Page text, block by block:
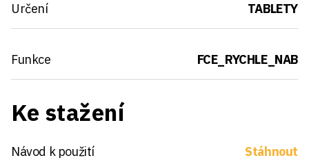
Určení TABLETY
Funkce FCE_RYCHLE_NAB
Ke stažení
Návod k použití Stáhnout